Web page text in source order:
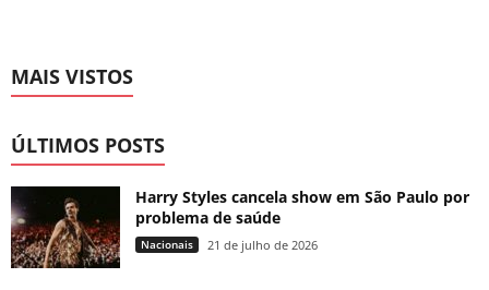
MAIS VISTOS
ÚLTIMOS POSTS
Harry Styles cancela show em São Paulo por
problema de saúde
Nacionais 21 de julho de 2026